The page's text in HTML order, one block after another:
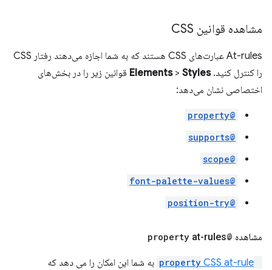
مشاهده قوانین CSS
At-rules عبارت‌های CSS هستند که به شما اجازه می‌دهند رفتار CSS
را کنترل کنید.
Elements> Styles
قوانین زیر را در بخش‌های
اختصاصی نشان می‌دهد:
@property
@supports
@scope
@font-palette-values
@position-try
مشاهده @property
at-rules
CSS at-rule
به شما این امکان را می دهد که